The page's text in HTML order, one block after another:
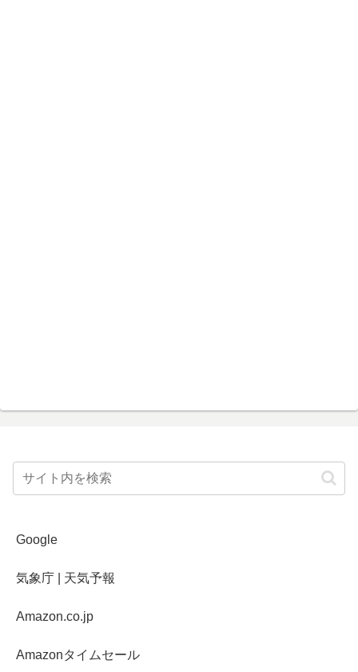
Google
気象庁 | 天気予報
Amazon.co.jp
Amazonタイムセール